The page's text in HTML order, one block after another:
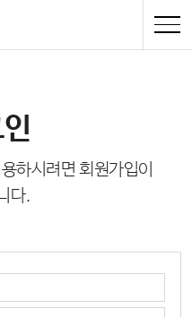
하시려면 회원가입이
다.